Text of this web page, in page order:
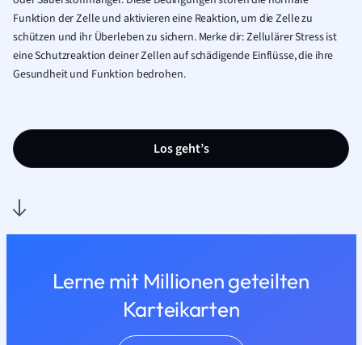
Funktion der Zelle und aktivieren eine Reaktion, um die Zelle zu
schützen und ihr Überleben zu sichern. Merke dir: Zellulärer Stress ist
eine Schutzreaktion deiner Zellen auf schädigende Einflüsse, die ihre
Gesundheit und Funktion bedrohen.
Los geht’s
Lerne mit Millionen geteilten
Karteikarten